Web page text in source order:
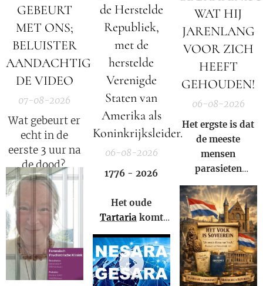
GEBEURT
MET ONS;
BELUISTER
AANDACHTIG
DE VIDEO
07-08-2026
Wat gebeurt er
echt in de
eerste 3 uur na
de dood?
Elisabeth
Kübler-Ross
legt uit.
de Herstelde
Republiek,
met de
herstelde
Verenigde
Staten van
Amerika als
Koninkrijksleider.
06-08-2026
1776 - 2026
Het oude
Tartariakomt
weer tot leven!
WAT HIJ
JARENLANG
VOOR ZICH
HEEFT
GEHOUDEN!
06-08-2026
Het ergste is dat
de meeste
mensen
parasieten
hebben – en het
niet eens weten.